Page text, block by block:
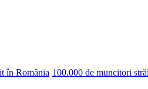
în România 100.000 de muncitori